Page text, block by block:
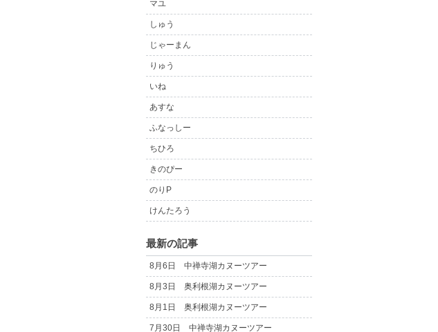
マユ
しゅう
じゃーまん
りゅう
いね
あすな
ふなっしー
ちひろ
きのぴー
のりP
けんたろう
最新の記事
8月6日 中禅寺湖カヌーツアー
8月3日 奥利根湖カヌーツアー
8月1日 奥利根湖カヌーツアー
7月30日 中禅寺湖カヌーツアー